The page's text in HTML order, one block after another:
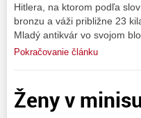
Hitlera, na ktorom podľa
bronzu a váži približne 23
Mladý antikvár vo svojom
Pokračovanie článku
Ženy v